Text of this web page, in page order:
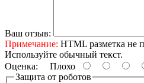
Ваш отзыв:
Примечание: HTML разметка не
Используйте обычный текст.
Оценка: Плохо
Защита от роботов